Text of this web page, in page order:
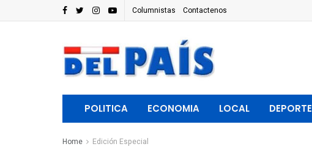
Columnistas Contactenos
POLITICA ECONOMIA LOCAL DEPORTE
Home Edición Especial